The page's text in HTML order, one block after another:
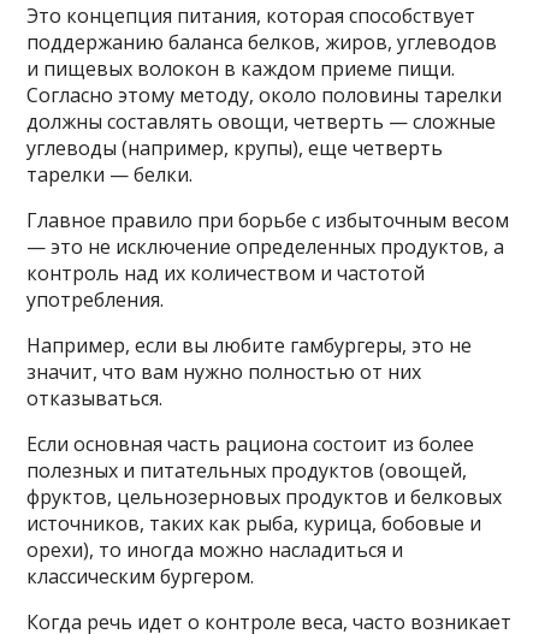
Это концепция питания, которая способствует
поддержанию баланса белков, жиров, углеводов
и пищевых волокон в каждом приеме пищи.
Согласно этому методу, около половины тарелки
должны составлять овощи, четверть — сложные
углеводы (например, крупы), еще четверть
тарелки — белки.
Главное правило при борьбе с избыточным весом
— это не исключение определенных продуктов, а
контроль над их количеством и частотой
употребления.
Например, если вы любите гамбургеры, это не
значит, что вам нужно полностью от них
отказываться.
Если основная часть рациона состоит из более
полезных и питательных продуктов (овощей,
фруктов, цельнозерновых продуктов и белковых
источников, таких как рыба, курица, бобовые и
орехи), то иногда можно насладиться и
классическим бургером.
Когда речь идет о контроле веса, часто возникает